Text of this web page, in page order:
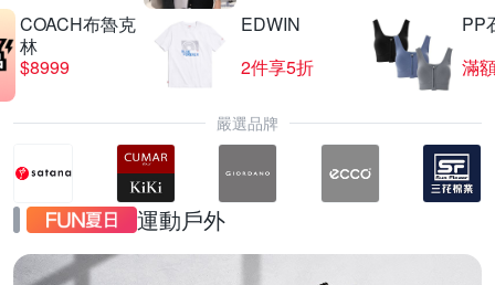
COACH布魯克
林
$8999
EDWIN
2件享5折
PP
滿
嚴選品牌
運動戶外